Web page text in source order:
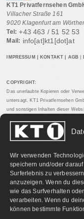
Wir verwenden
speichern und/oder
Surferlebnis zu
anzuzeigen. Wenn du
wie das Surfverhalten
verarbeiten. Wenn du
können bestimmte
KT1 Privatfernsehen
Villacher Straße 161
9020 Klagenfurt am
Tel: +43 463 / 51 52 53
Mail: info[at]kt1[dot]at
IMPRESSUM KONTAKT AGB
COPYRIGHT:
Das unerlaubte Kopieren oder
untersagt. KT1 Privatfernsehen
und sonstigen Inhalten dieser
PARTNERLINKS: